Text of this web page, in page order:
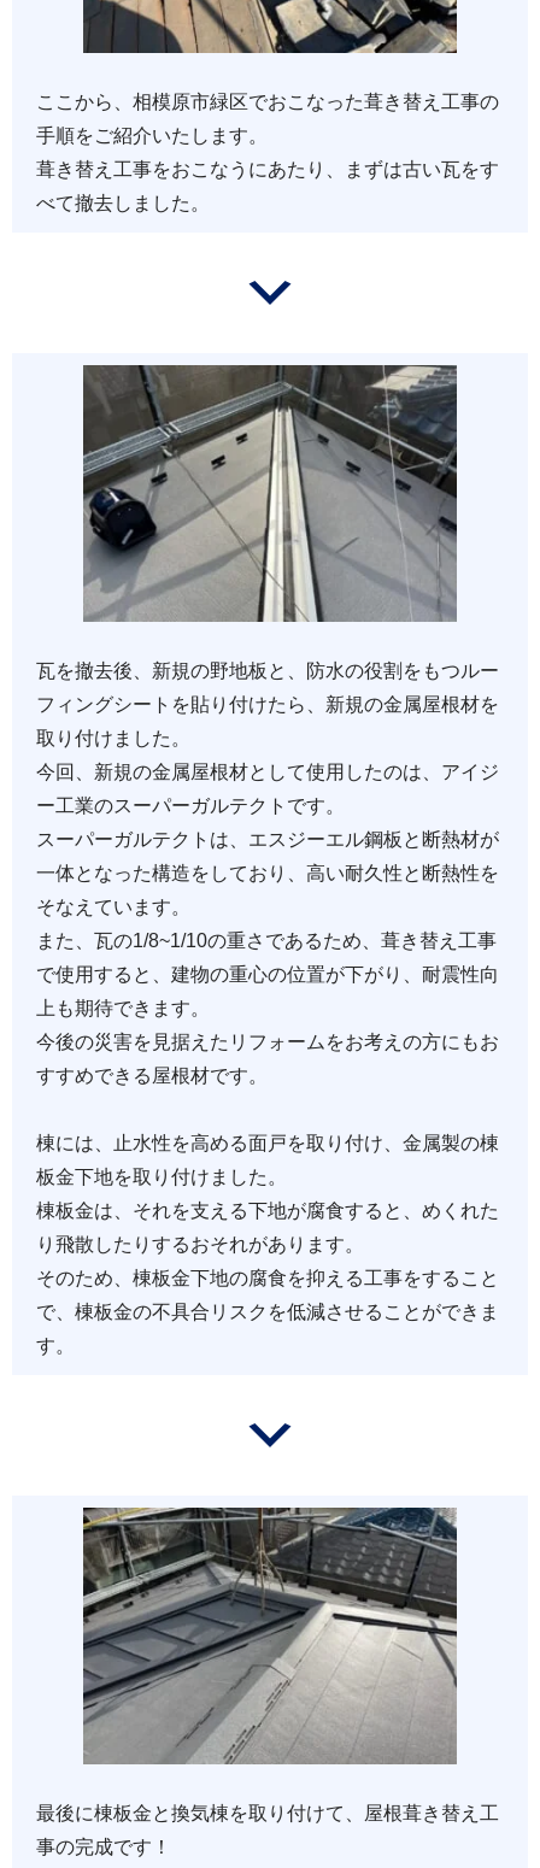
ここから、相模原市緑区でおこなった葺き替え工事の
手順をご紹介いたします。
葺き替え工事をおこなうにあたり、まずは古い瓦をす
べて撤去しました。
瓦を撤去後、新規の野地板と、防水の役割をもつルー
フィングシートを貼り付けたら、新規の金属屋根材を
取り付けました。
今回、新規の金属屋根材として使用したのは、アイジ
ー工業のスーパーガルテクトです。
スーパーガルテクトは、エスジーエル鋼板と断熱材が
一体となった構造をしており、高い耐久性と断熱性を
そなえています。
また、瓦の1/8~1/10の重さであるため、葺き替え工事
で使用すると、建物の重心の位置が下がり、耐震性向
上も期待できます。
今後の災害を見据えたリフォームをお考えの方にもお
すすめできる屋根材です。
棟には、止水性を高める面戸を取り付け、金属製の棟
板金下地を取り付けました。
棟板金は、それを支える下地が腐食すると、めくれた
り飛散したりするおそれがあります。
そのため、棟板金下地の腐食を抑える工事をすること
で、棟板金の不具合リスクを低減させることができま
す。
最後に棟板金と換気棟を取り付けて、屋根葺き替え工
事の完成です！